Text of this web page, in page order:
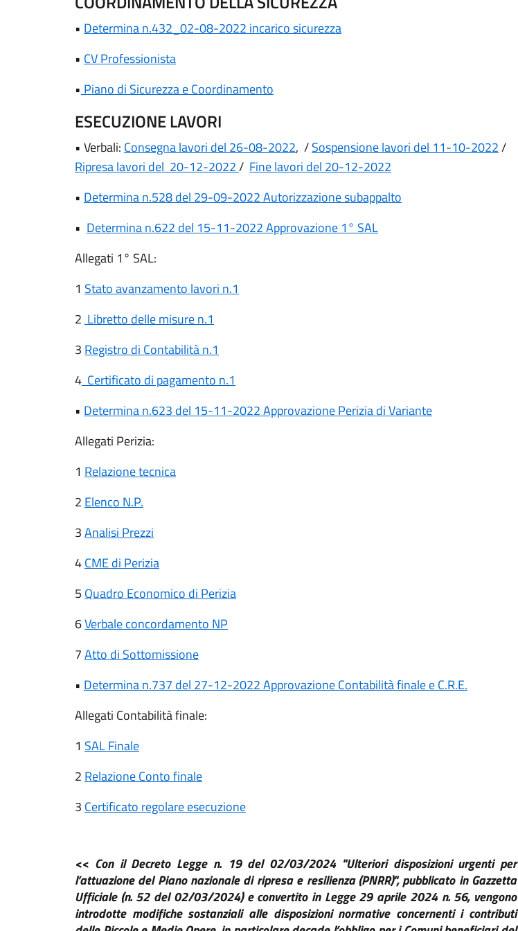
• Determina n.432_02-08-2022 incarico sicurezza
• CV Professionista
• Piano di Sicurezza e Coordinamento
ESECUZIONE LAVORI
• Verbali: Consegna lavori del 26-08-2022, /Sospensione lavori del 11-10-2022/
Ripresa lavori del 20-12-2022/ Fine lavori del 20-12-2022
• Determina n.528 del 29-09-2022 Autorizzazione subappalto
• Determina n.622 del 15-11-2022 Approvazione 1° SAL
Allegati 1° SAL:
1 Stato avanzamento lavori n.1
2 Libretto delle misure n.1
3 Registro di Contabilità n.1
4 Certificato di pagamento n.1
• Determina n.623 del 15-11-2022 Approvazione Perizia di Variante
Allegati Perizia:
1 Relazione tecnica
2 Elenco N.P.
3Analisi Prezzi
4CME di Perizia
5 Quadro Economico di Perizia
6Verbale concordamento NP
7Atto di Sottomissione
• Determina n.737 del 27-12-2022 Approvazione Contabilità finale e C.R.E.
Allegati Contabilità finale:
1 SAL Finale
2 Relazione Conto finale
3 Certificato regolare esecuzione
<< Con il Decreto Legge n. 19 del 02/03/2024 "Ulteriori disposizioni urgenti per
l’attuazione del Pianonazionale di ripresa e resilienza (PNRR)", pubblicato in Gazzetta
Ufficiale (n. 52 del 02/03/2024) econvertito in Legge 29 aprile 2024 n. 56, vengono
introdotte modifiche sostanziali alle disposizioni normative concernenti i contributi